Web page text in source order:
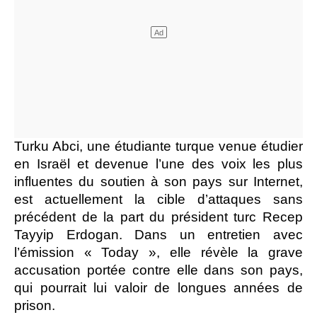
Turku Abci, une étudiante turque venue étudier
en Israël et devenue l’une des voix les plus
influentes du soutien à son pays sur Internet,
est actuellement la cible d’attaques sans
précédent de la part du président turc Recep
Tayyip Erdogan. Dans un entretien avec
l’émission « Today », elle révèle la grave
accusation portée contre elle dans son pays,
qui pourrait lui valoir de longues années de
prison.